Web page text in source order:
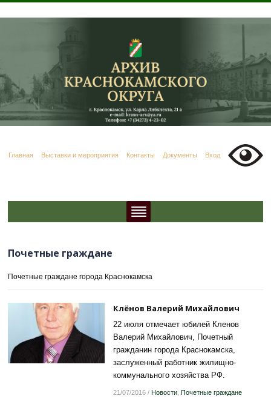
Главная Выставки и мероприятия Контакты Документы Вход
Почетные граждане
Почетные граждане города Краснокамска
Клёнов Валерий Михайлович
22 июля отмечает юбилей Кленов
Валерий Михайлович, Почетный
гражданин города Краснокамска,
заслуженный работник жилищно-
коммунального хозяйства РФ.
21/07/2016/ Новости, Почетные граждане